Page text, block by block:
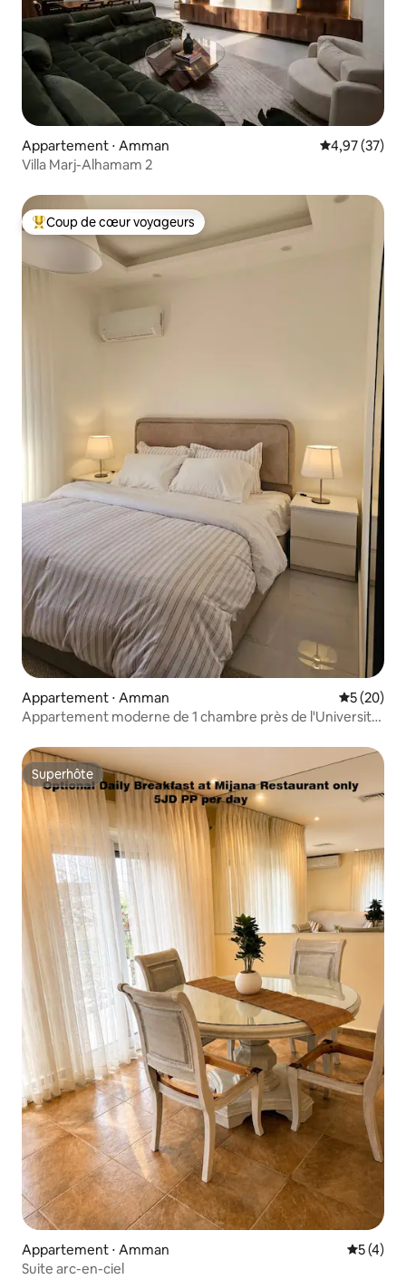
Appartement ⋅ Amman Évaluation
4,97 (37)
Villa Marj-Alhamam 2
Coups de cœur voyageurs les plus appréciés
Coup de cœur voyageurs
Appartement ⋅ Amman
5 (20)
Appartement moderne de 1 chambre près de l'Université
Superhôte
Superhôte
Appartement ⋅ Amman
5 (4)
Suite arc-en-ciel